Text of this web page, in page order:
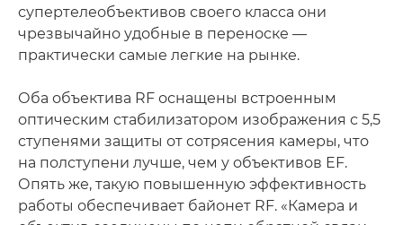
супертелеобъективов своего класса они
чрезвычайно удобные в переноске —
практически самые легкие на рынке.
Оба объектива RF оснащены встроенным
оптическим стабилизатором изображения с 5,5
ступенями защиты от сотрясения камеры, что
на полступени лучше, чем у объективов EF.
Опять же, такую повышенную эффективность
работы обеспечивает байонет RF. «Камера и